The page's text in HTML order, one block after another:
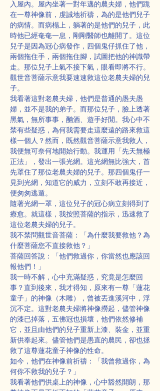
入屋內。屋內坐著一對年邁的農夫婦，他們跪
在一尊神像前，虔誠地祈禱，為的是他們兒子
的病情。而病榻上，躺著的是他們的兒子，此
時他已經奄奄一息，剛剛醫師也離開了。這位
兒子是因為冠心病發作，四個鬼仔抓住了他，
兩個拖住手，兩個拖住腳，試圖把他的神識帶
走。那位兒子上氣不接下氣，眼看即將不行。
觀世音菩薩示意我要速速救這位老農夫婦的兒
子。
我看著這對老農夫婦，他們是普通的愚夫愚
婦，並不是我的弟子。而那位兒子，臉上透著
黑氣，無所事事，酗酒、遊手好閒。我心中不
禁有些疑惑，為何我需要走這麼遠的路來救這
樣一個人？然而，既然觀音菩薩示意我救人，
我便無可奈何地開始行動。我運用「先天無極
正法」，發出一張光網。這光網無比強大，首
先罩住了那位老農夫婦的兒子。那四個鬼仔一
見到光網，知道它的威力，立刻不敢再接近，
便匆匆逃遁。
隨著光網一罩，這位兒子的冠心病立刻得到了
療愈。就這樣，我按照菩薩的指示，迅速救了
這位老農夫婦的兒子。
我不禁問觀世音菩薩：「為什麼我要救他？為
什麼菩薩您不直接救他？」
菩薩回答說：「他們救過你，你當然也應該回
報他們！」
我一時不解，心中充滿疑惑，究竟是怎麼回
事？直到後來，我才得知，原來有一尊「蓮花
童子」的神像（木雕），曾被丟進溪河中，浮
沉不定。這對老農夫婦將神像撈起，儘管神像
的漆已掉落，五佛冠也損壞，他們依然修補
它，並且由他們的兒子重新上漆、裝金，並重
新供奉起來。儘管他們是愚直的農民，卻也拯
救了這尊蓮花童子神像的性命。
如今，他們在神像前祈禱：「我曾救過你，為
何你不救我的兒子？」
我看著他們供桌上的神像，心中豁然開朗，那